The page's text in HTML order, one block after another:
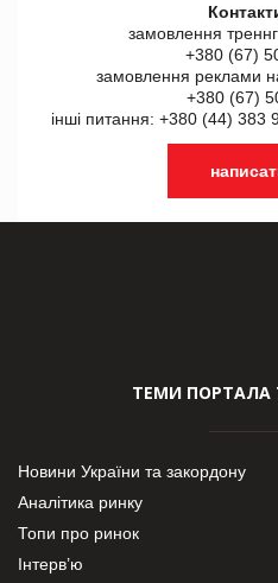
замовлення
+380 (67)
замовлення реклами
+380 (67)
інші питання: +380 (44) 383
ТЕМИ ПОРТАЛА
Новини України та закордону
Аналітика ринку
Топи про ринок
Інтерв’ю